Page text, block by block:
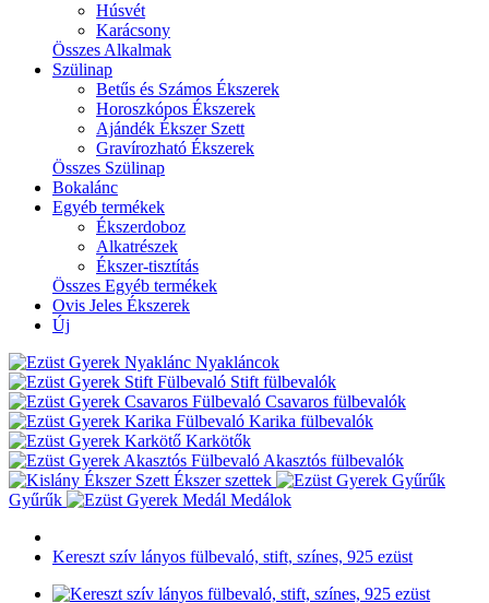
Húsvét
Karácsony
Összes Alkalmak
Szülinap
Betűs és Számos Ékszerek
Horoszkópos Ékszerek
Ajándék Ékszer Szett
Gravírozható Ékszerek
Összes Szülinap
Bokalánc
Egyéb termékek
Ékszerdoboz
Alkatrészek
Ékszer-tisztítás
Összes Egyéb termékek
Ovis Jeles Ékszerek
Új
Nyakláncok
Stift fülbevalók
Csavaros fülbevalók
Karika fülbevalók
Karkötők
Akasztós fülbevalók
Ékszer szettek
Gyűrűk
Medálok
Kereszt szív lányos fülbevaló, stift, színes, 925 ezüst